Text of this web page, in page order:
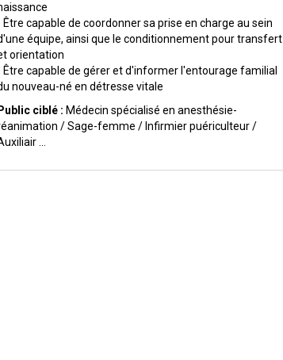
Être capable de coordonner sa prise en charge au sein
équipe, ainsi que le conditionnement pour transfert
orientation
Être capable de gérer et d'informer l'entourage familial
nouveau-né en détresse vitale
Public ciblé : Médecin spécialisé en anesthésie-
/ Sage-femme / Infirmier puériculteur /
...